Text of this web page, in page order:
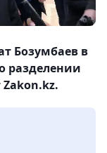
Бозумбаев в
разделении